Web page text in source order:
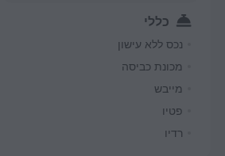
כללי
נכס ללא עישון
מכונת כביסה
מייבש
פטיו
רדיו